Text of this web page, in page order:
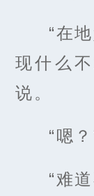
“在
现什么
说。
“嗯？
“难